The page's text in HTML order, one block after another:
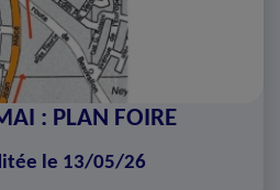
: PLAN FOIRE
le 13/05/26